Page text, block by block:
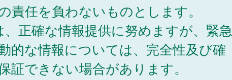
責任を負わないものとします。
正確な情報提供に努めますが、緊急
的な情報については、完全性及び確
証できない場合があります。